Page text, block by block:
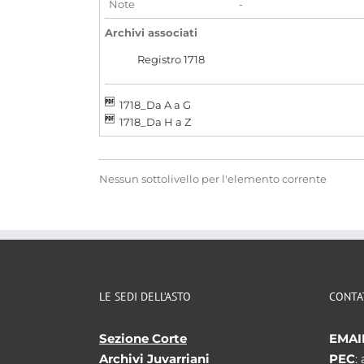
Note
-
Archivi associati
Registro 1718
1718_Da A a G
1718_Da H a Z
Nessun sottolivello per l'elemento corrente
LE SEDI DELL’ASTO
Sezione Corte
Archivi Juvarriani
PEC: